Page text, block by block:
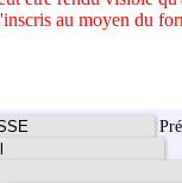
au moyen du